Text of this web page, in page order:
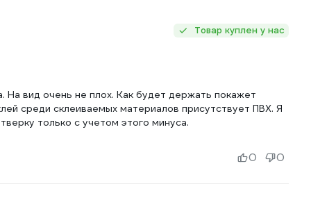
Товар куплен у нас
На вид очень не плох. Как будет держать покажет
среди склеиваемых материалов присутствует ПВХ. Я
только с учетом этого минуса.
0 0